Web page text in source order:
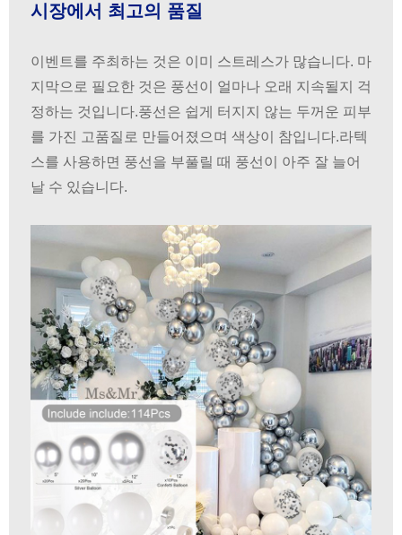
시장에서 최고의 품질
이벤트를 주최하는 것은 이미 스트레스가 많습니다. 마
지막으로 필요한 것은 풍선이 얼마나 오래 지속될지 걱
정하는 것입니다.풍선은 쉽게 터지지 않는 두꺼운 피부
를 가진 고품질로 만들어졌으며 색상이 참입니다.라텍
스를 사용하면 풍선을 부풀릴 때 풍선이 아주 잘 늘어
날 수 있습니다.